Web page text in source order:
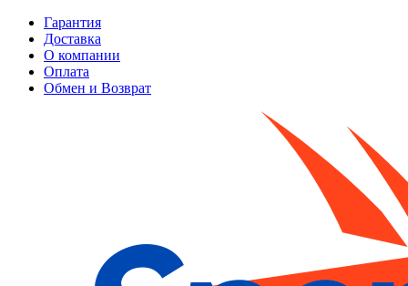
Гарантия
Доставка
О компании
Оплата
Обмен и Возврат